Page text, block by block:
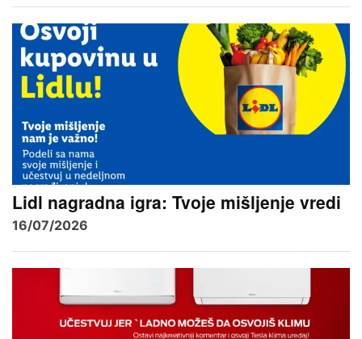
Lidl nagradna igra: Tvoje mišljenje vredi
16/07/2026